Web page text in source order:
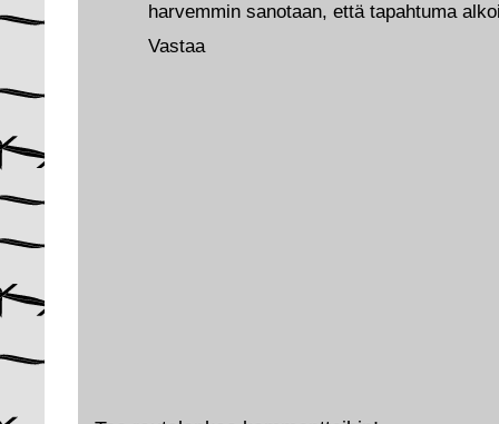
harvemmin sanotaan, että tapahtuma
Vastaa